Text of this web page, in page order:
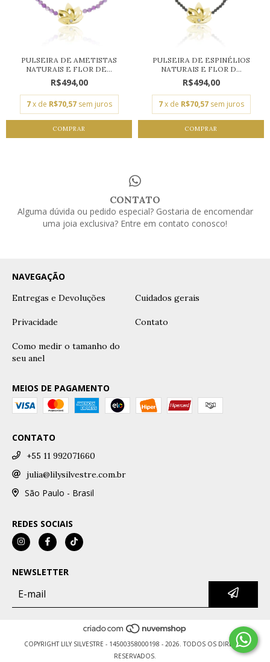
PULSEIRA DE AMETISTAS
NATURAIS E FLOR DE...
R$494,00
7 x de R$70,57 sem juros
COMPRAR
PULSEIRA DE ESPINÉLIOS
NATURAIS E FLOR D...
R$494,00
7 x de R$70,57 sem juros
COMPRAR
CONTATO
Alguma dúvida ou pedido especial? Gostaria de encomendar
uma joia exclusiva? Entre em contato conosco!
NAVEGAÇÃO
Entregas e Devoluções Cuidados gerais
Privacidade Contato
Como medir o tamanho do
seu anel
MEIOS DE PAGAMENTO
CONTATO
+55 11 992071660
julia@lilysilvestre.com.br
São Paulo - Brasil
REDES SOCIAIS
NEWSLETTER
COPYRIGHT LILY SILVESTRE - 14500358000198 - 2026. TODOS OS DIREITOS
RESERVADOS.